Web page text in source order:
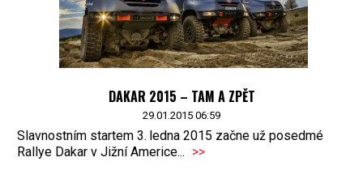
DAKAR 2015 – TAM A ZPĚT
29.01.2015 06:59
Slavnostním startem 3. ledna 2015 začne už posedmé
Rallye Dakar v Jižní Americe... >>